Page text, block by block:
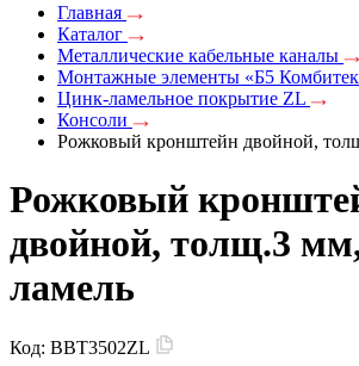
Главная
Каталог
Металлические кабельные каналы
Монтажные элементы «Б5
Цинк-ламельное покрытие ZL
Консоли
Рожковый кронштейн двойной,
Рожковый
двойной, толщ.3
ламель
Код: BBT3502ZL